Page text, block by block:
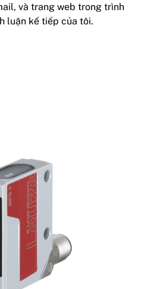
và trang web trong trình
luận kế tiếp của tôi.